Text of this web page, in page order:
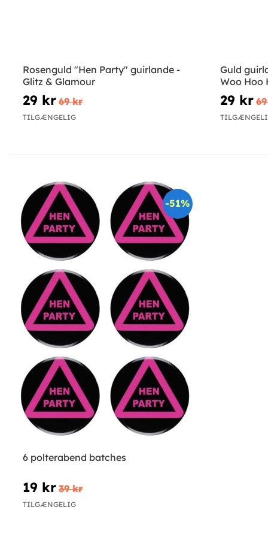
Rosenguld "Hen Party" guirlande -
Glitz & Glamour
29 kr 69 kr
TILGÆNGELIG
Guld
Woo Hoo
29 kr
-51%
6 polterabend batches
19 kr 39 kr
TILGÆNGELIG